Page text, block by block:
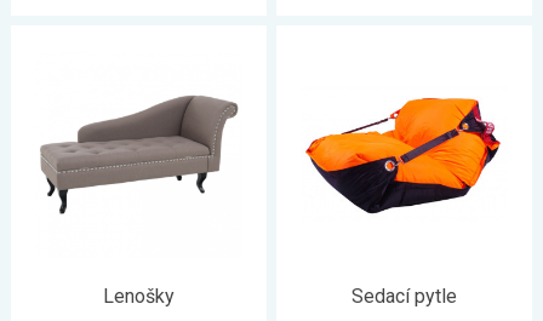
Lenošky Sedací pytle